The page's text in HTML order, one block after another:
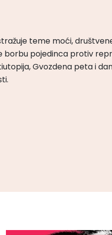
teme moći,
borbu pojedinca protiv
Gvozdena peta i